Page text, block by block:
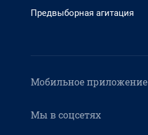
Предвыборная агитация
Мобильное приложение
Мы в соцсетях